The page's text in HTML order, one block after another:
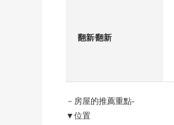
翻新⁄翻新
－房屋的推薦重點-
▼位置